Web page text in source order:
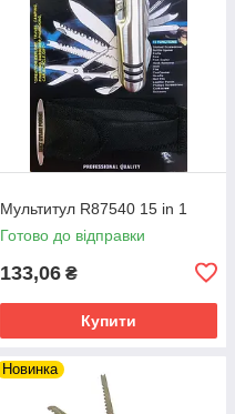
Мультитул R87540 15 in 1
Готово до відправки
133,06 ₴
Купити
Новинка